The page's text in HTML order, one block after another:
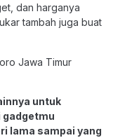
dan harganya
tambah juga buat
Jawa Timur
untuk
gadgetmu
lama sampai yang